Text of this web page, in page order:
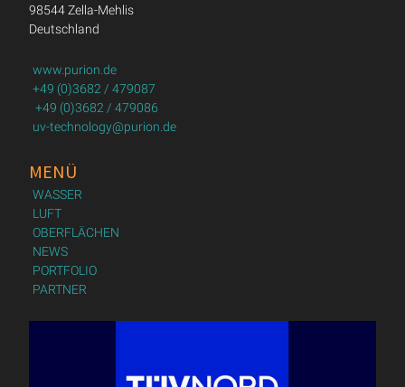
98544 Zella-Mehlis
Deutschland
www.purion.de
+49 (0)3682 / 479087
+49 (0)3682 / 479086
uv-technology@purion.de
MENÜ
WASSER
LUFT
OBERFLÄCHEN
NEWS
PORTFOLIO
PARTNER